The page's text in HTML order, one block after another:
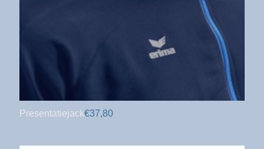
Presentatiejack€37,80